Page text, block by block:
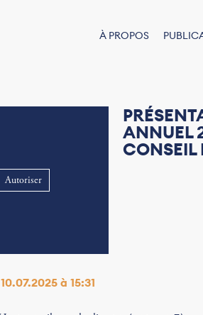
À PROPOS
Autoriser
ANNUEL
CONSEIL
à 15:31